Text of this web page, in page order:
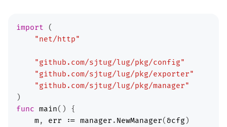
import
"net/http"
"github.com/sjtug/lug/pkg/config"
"github.com/sjtug/lug/pkg/exporter"
"github.com/sjtug/lug/pkg/manager"
func main
m, err := manager . NewManager(&cfg